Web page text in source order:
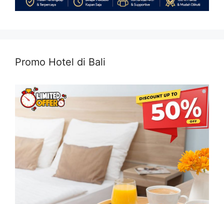
Promo Hotel di Bali